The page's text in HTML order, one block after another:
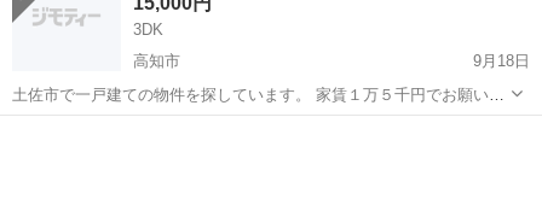
3DK
高知市
9月18日
土佐市で一戸建ての物件を探しています。 家賃１万５千円でお願いい
たします。 できれば、3部屋あるとありがたいです。 軽自動車を１台